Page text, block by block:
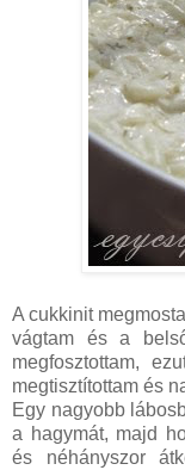
A cukkinit
vágtam és a
megfosztottam,
megtisztítottam és
Egy nagyobb
a hagymát, majd
és néhányszor